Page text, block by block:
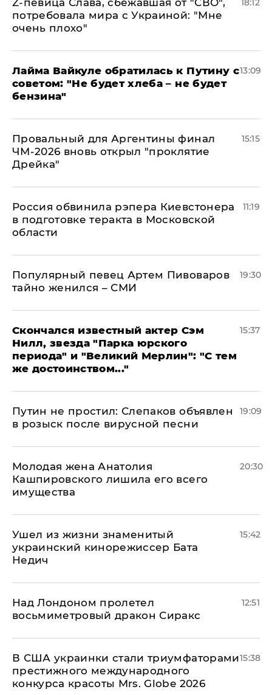
Z-певица Слава, сбежавшая от "СВО",
потребовала мира с Украиной: "Мне
очень плохо"
18:12
Лайма Вайкуле обратилась к Путину с
советом: "Не будет хлеба – не будет
бензина"
13:09
Провальный для Аргентины финал
ЧМ-2026 вновь открыл "проклятие
Дрейка"
15:15
Россия обвинила рэпера Киевстонера
в подготовке теракта в Московской
области
11:19
Популярный певец Артем Пивоваров
тайно женился – СМИ
19:30
Скончался известный актер Сэм
Нилл, звезда "Парка юрского
периода" и "Великий Мерлин": "С тем
же достоинством..."
15:37
Путин не простил: Слепаков объявлен
в розыск после вирусной песни
19:09
Молодая жена Анатолия
Кашпировского лишила его всего
имущества
20:30
Ушел из жизни знаменитый
украинский кинорежиссер Бата
Недич
15:42
Над Лондоном пролетел
восьмиметровый дракон Сиракс
12:51
В США украинки стали триумфаторами
престижного международного
конкурса красоты Mrs. Globe 2026
15:38